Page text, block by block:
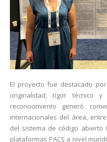
El proyecto fue destacado
originalidad, rigor técnico y
reconocimiento generó
internacionales del área,
del sistema de código abierto
plataformas PACS a nivel